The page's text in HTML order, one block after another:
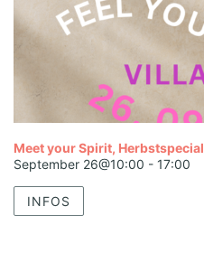
Meet your Spirit, Herbstspecial
September 26@10:00 - 17:00
INFOS